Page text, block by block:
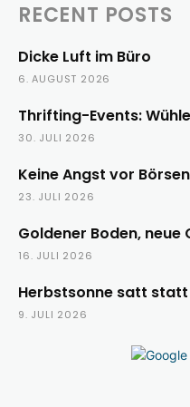
RECENT POSTS
Dicke Luft im Büro
6. AUGUST 2026
Thrifting-Events:
30. JULI 2026
Keine Angst vor
23. JULI 2026
Goldener Boden, neue
16. JULI 2026
Herbstsonne satt
9. JULI 2026